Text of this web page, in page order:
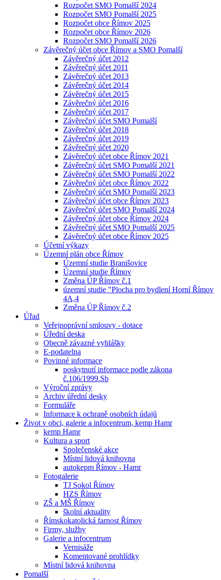
Rozpočet SMO Pomalší 2024
Rozpočet SMO Pomalší 2025
Rozpočet obce Římov 2025
Rozpočet obce Římov 2026
Rozpočet SMO Pomalší 2026
Závěrečný účet obce Římov a SMO Pomalší
Závěrečný účet 2012
Závěrečný účet 2011
Závěrečný účet 2013
Závěrečný účet 2014
Závěrečný účet 2015
Závěrečný účet 2016
Závěrečný účet 2017
Závěrečný účet SMO Pomalší
Závěrečný účet 2018
Závěrečný účet 2019
Závěrečný účet 2020
Závěrečný účet obce Římov 2021
Závěrečný účet SMO Pomalší 2021
Závěrečný účet SMO Pomalší 2022
Závěrečný účet obce Římov 2022
Závěrečný účet SMO Pomalší 2023
Závěrečný účet obce Římov 2023
Závěrečný účet SMO Pomalší 2024
Závěrečný účet obce Římov 2024
Závěrečný účet SMO Pomalší 2025
Závěrečný účet obce Římov 2025
Účetní výkazy
Územní plán obce Římov
Územní studie Branišovice
Územní studie Římov
Změna ÚP Římov č.1
územní studie "Plocha pro bydlení Horní Římov
4A,4
Změna ÚP Římov č.2
Úřad
Veřejnoprávní smlouvy - dotace
Úřední deska
Obecně závazné vyhlášky
E-podatelna
Povinné informace
poskytnutí informace podle zákona
č.106/1999.Sb
Výroční zprávy
Archiv úřední desky
Formuláře
Informace k ochraně osobních údajů
Život v obci, galerie a infocentrum, kemp Hamr
kemp Hamr
Kultura a sport
Společenské akce
Místní lidová knihovna
autokepm Římov - Hamr
Fotogalerie
TJ Sokol Římov
HZS Římov
ZŠ a MŠ Římov
školní aktuality
Římskokatolická farnost Římov
Firmy, služby
Galerie a infocentrum
Vernisáže
Komentované prohlídky
Místní lidová knihovna
Pomalší